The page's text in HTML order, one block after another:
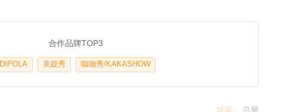
合作品牌TOP3
DIPOLA 美媞秀 咖咖秀/KAKASHOW